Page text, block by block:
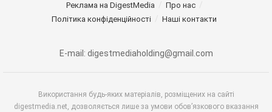
Реклама на DigestMedia
Про нас
Політика конфіденційності
Наші контакти
E-mail: digestmediaholding@gmail.com
Використання будь-яких матеріалів, розміщених на сайті
digestmedia.net, дозволяється лише за умови обов’язкового вказання